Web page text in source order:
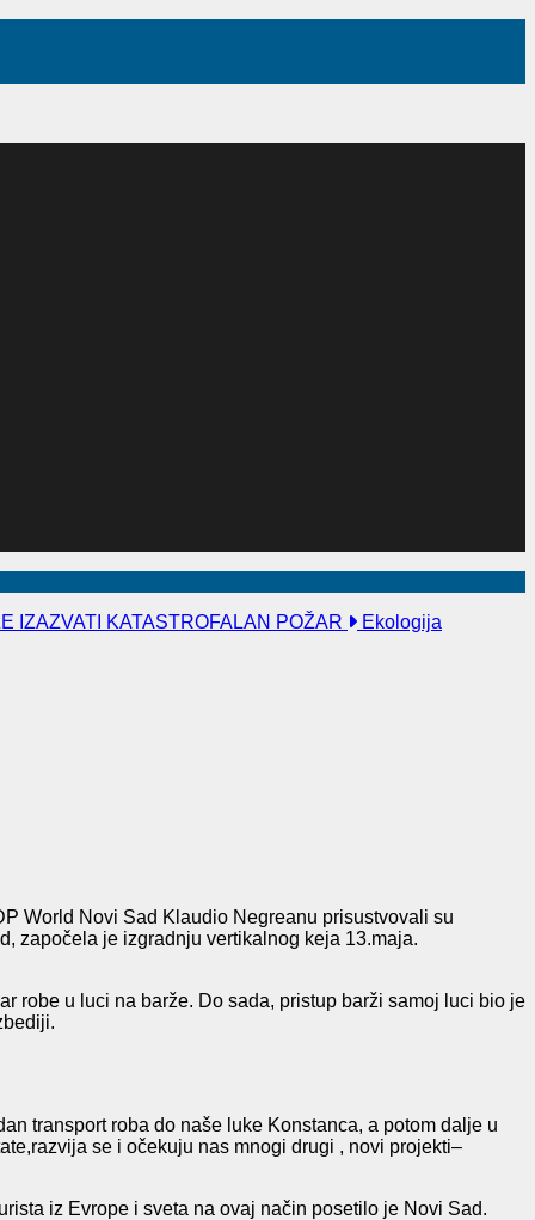
IZAZVATI KATASTROFALAN POŽAR Ekologija
World Novi Sad Klaudio Negreanu prisustvovali su
započela je izgradnju vertikalnog keja 13.maja.
robe u luci na barže. Do sada, pristup barži samoj luci bio je
transport roba do naše luke Konstanca, a potom dalje u
se i očekuju nas mnogi drugi , novi projekti–
iz Evrope i sveta na ovaj način posetilo je Novi Sad.